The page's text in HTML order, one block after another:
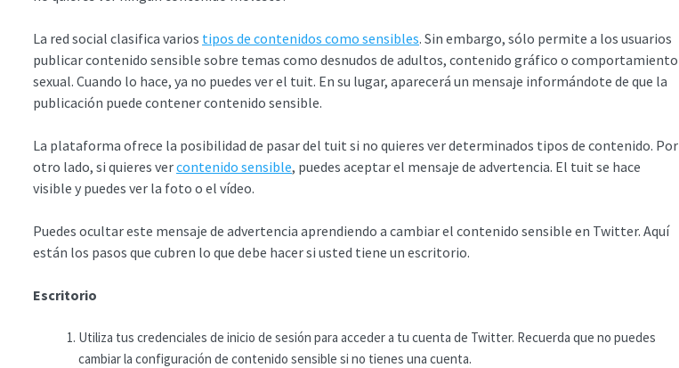
La red social clasifica varios tipos de contenidos como sensibles. Sin embargo, sólo permite a los usuarios
publicar contenido sensible sobre temas como desnudos de adultos, contenido gráfico o comportamiento
sexual. Cuando lo hace, ya no puedes ver el tuit. En su lugar, aparecerá un mensaje informándote de que la
publicación puede contener contenido sensible.
La plataforma ofrece la posibilidad de pasar del tuit si no quieres ver determinados tipos de contenido. Por
otro lado, si quieres vercontenido sensible, puedes aceptar el mensaje de advertencia. El tuit se hace
visible y puedes ver la foto o el vídeo.
Puedes ocultar este mensaje de advertencia aprendiendo a cambiar el contenido sensible en Twitter. Aquí
están los pasos que cubren lo que debe hacer si usted tiene un escritorio.
Escritorio
Utiliza tus credenciales de inicio de sesión para acceder a tu cuenta de Twitter. Recuerda que no puedes
cambiar la configuración de contenido sensible si no tienes una cuenta.